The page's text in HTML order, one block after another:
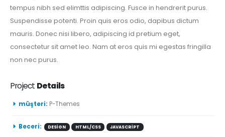
tempus nibh sed elimttis adipiscing. Fusce in hendrerit purus.
Suspendisse potenti. Proin quis eros odio, dapibus dictum
mauris. Donec nisi libero, adipiscing id pretium eget,
consectetur sit amet leo. Nam at eros quis mi egestas fringilla
non nec purus.
Project Details
müşteri: P-Themes
Beceri: DESIGN HTML/CSS JAVASCRIPT